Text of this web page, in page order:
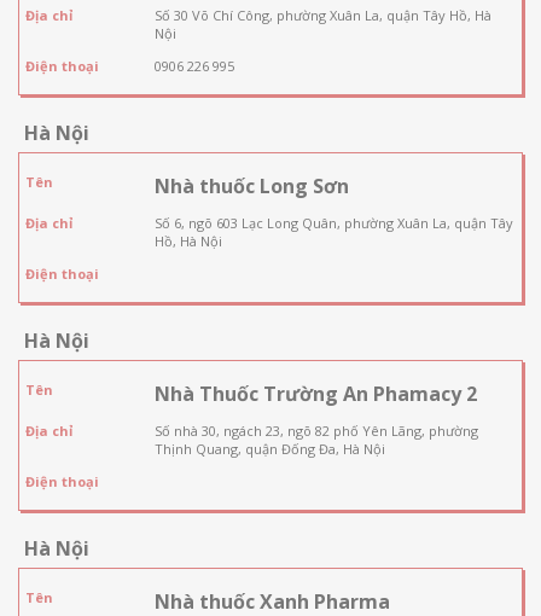
Địa chỉ
Số 30 Võ Chí Công, phường Xuân La, quận Tây Hồ, Hà
Nội
Điện thoại
0906 226 995
Hà Nội
Tên Nhà thuốc Long Sơn
Địa chỉ
Số 6, ngõ 603 Lạc Long Quân, phường Xuân La, quận Tây
Hồ, Hà Nội
Điện thoại
Hà Nội
Tên Nhà Thuốc Trường An Phamacy 2
Địa chỉ
Số nhà 30, ngách 23, ngõ 82 phố Yên Lãng, phường
Thịnh Quang, quận Đống Đa, Hà Nội
Điện thoại
Hà Nội
Tên Nhà thuốc Xanh Pharma